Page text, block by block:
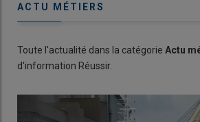
ACTU MÉTIERS
Toute l'actualité dans la catégorie Actu
d'information Réussir.